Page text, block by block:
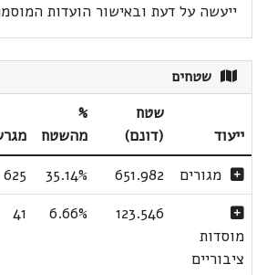
ייעשה על דעת ובאישור הועדות
שטחים
ייעוד
שטח
(דונם)
%
מהשטח
מגורים
651.982
35.14%
625
מוסדות
ציבוריים
123.546
6.66%
41